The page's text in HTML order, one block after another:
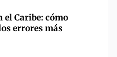
Caribe: cómo
errores más